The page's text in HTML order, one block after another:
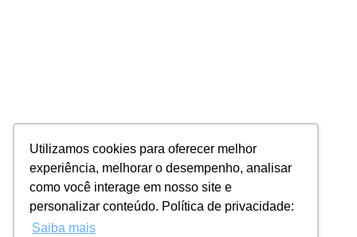
Utilizamos cookies para oferecer melhor
experiência, melhorar o desempenho, analisar
como você interage em nosso site e
personalizar conteúdo. Política de privacidade:
Saiba mais